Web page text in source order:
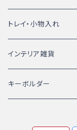
トレイ・小物入れ
インテリア雑貨
キーボルダー